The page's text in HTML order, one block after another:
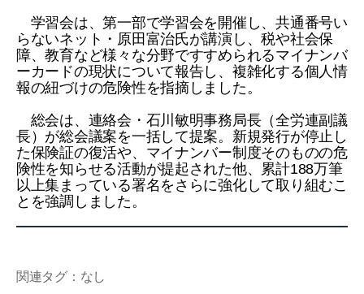
学習会は、第一部で学習会を開催し、共通番号い
らないネット・原田富治氏が講演し、税や社会保
障、教育など様々な分野ですすめられるマイナンバ
ーカードの現状について報告し、複雑化する個人情
報の紐づけの危険性を指摘しました。
総会は、連絡会・石川敏明事務局長（全労連副議
長）が総会議案を一括して提案。新規発行が停止し
た保険証の復活や、マイナンバー制度そのものの危
険性を知らせる活動が提起された他、累計188万筆
以上集まっている署名をさらに強化して取り組むこ
とを強調しました。
関連タグ：なし